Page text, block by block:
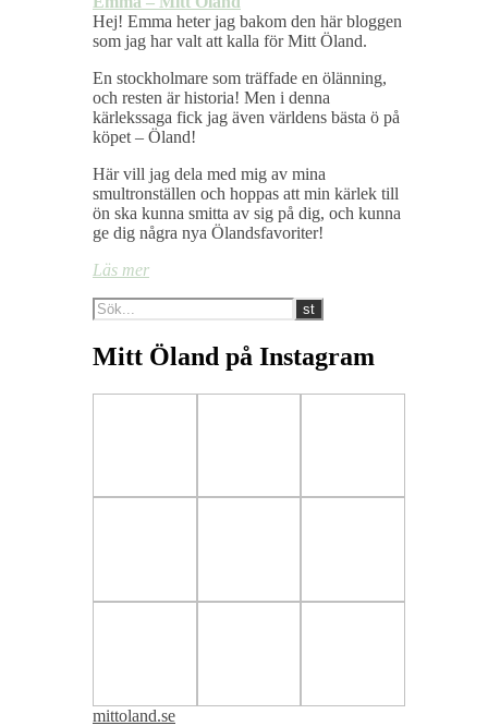
Hej! Emma heter jag bakom den här bloggen
som jag har valt att kalla för Mitt Öland.
En stockholmare som träffade en ölänning,
och resten är historia! Men i denna
kärlekssaga fick jag även världens bästa ö på
köpet – Öland!
Här vill jag dela med mig av mina
smultronställen och hoppas att min kärlek till
ön ska kunna smitta av sig på dig, och kunna
ge dig några nya Ölandsfavoriter!
Läs mer
Mitt Öland på Instagram
mittoland.se